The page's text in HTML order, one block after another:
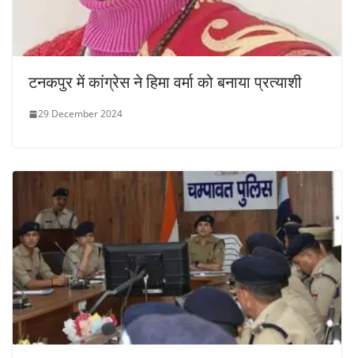
टनकपुर में कांग्रेस ने हिमा वर्मा को बनाया प्रत्याशी
29 December 2024